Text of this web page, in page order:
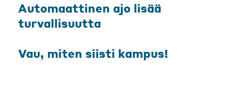
Automaattinen ajo lisää
turvallisuutta
Vau, miten siisti kampus!